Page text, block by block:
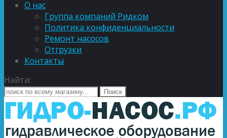
О нас
Группа компаний Ридком
Политика конфиденциальности
Ремонт насосов
Отгрузки
Контакты
Найти: